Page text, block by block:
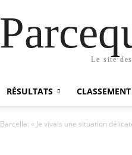
Le site
RÉSULTATS CLASSEMENT
Barcella: « Je vivais une situation